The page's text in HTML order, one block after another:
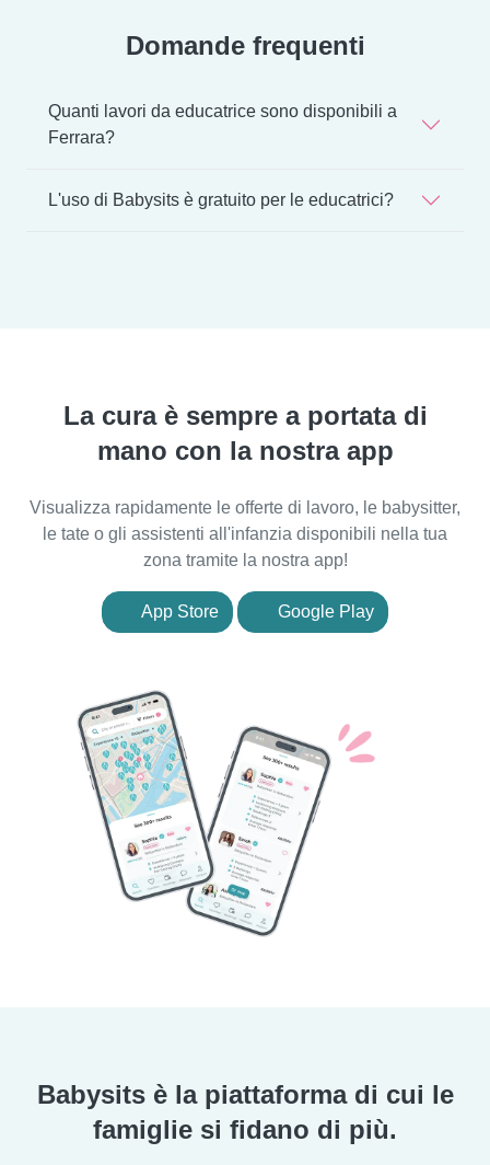
Domande frequenti
Quanti lavori da educatrice sono disponibili a
Ferrara?
L'uso di Babysits è gratuito per le educatrici?
La cura è sempre a portata di
mano con la nostra app
Visualizza rapidamente le offerte di lavoro, le babysitter,
le tate o gli assistenti all'infanzia disponibili nella tua
zona tramite la nostra app!
App Store Google Play
Babysits è la piattaforma di cui le
famiglie si fidano di più.